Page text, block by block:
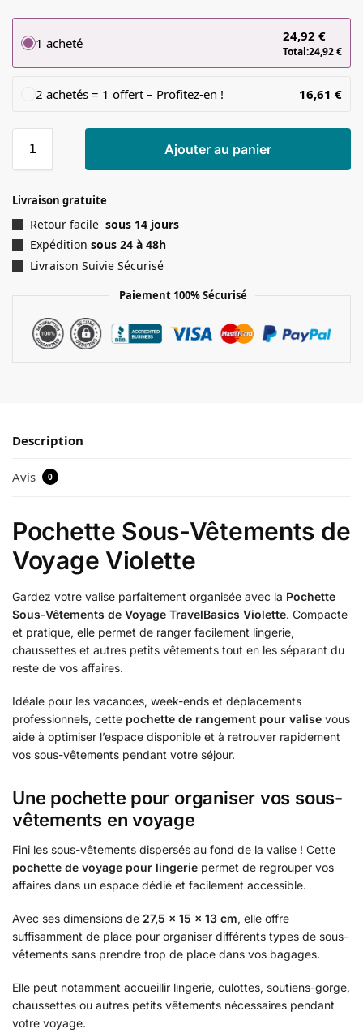
1 acheté 24,92 €
Total:24,92€
2 achetés = 1 offert – Profitez-en ! 16,61 €
Ajouter au panier
Livraison gratuite
Retour facile sous 14 jours
Expédition sous 24 à 48h
Livraison Suivie Sécurisé
Paiement 100% Sécurisé
Description
Avis 0
Pochette Sous-Vêtements de
Voyage Violette
Gardez votre valise parfaitement organisée avec la Pochette
Sous-Vêtements de Voyage TravelBasics Violette. Compacte
et pratique, elle permet de ranger facilement lingerie,
chaussettes et autres petits vêtements tout en les séparant du
reste de vos affaires.
Idéale pour les vacances, week-ends et déplacements
professionnels, cette pochette de rangement pour valise vous
aide à optimiser l’espace disponible et à retrouver rapidement
vos sous-vêtements pendant votre séjour.
Une pochette pour organiser vos sous-
vêtements en voyage
Fini les sous-vêtements dispersés au fond de la valise ! Cette
pochette de voyage pour lingerie permet de regrouper vos
affaires dans un espace dédié et facilement accessible.
Avec ses dimensions de 27,5 × 15 × 13 cm, elle offre
suffisamment de place pour organiser différents types de sous-
vêtements sans prendre trop de place dans vos bagages.
Elle peut notamment accueillir lingerie, culottes, soutiens-gorge,
chaussettes ou autres petits vêtements nécessaires pendant
votre voyage.